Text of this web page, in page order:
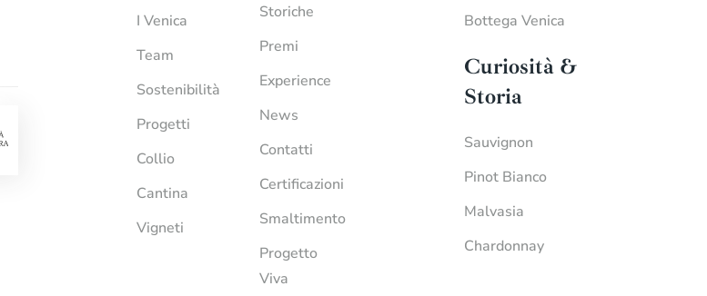
I Venica
Team
Sostenibilità
Progetti
Collio
Cantina
Vigneti
Storiche
Premi
Experience
News
Contatti
Certificazioni
Smaltimento
Progetto
Viva
Bottega Venica
Curiosità &
Storia
Sauvignon
Pinot Bianco
Malvasia
Chardonnay